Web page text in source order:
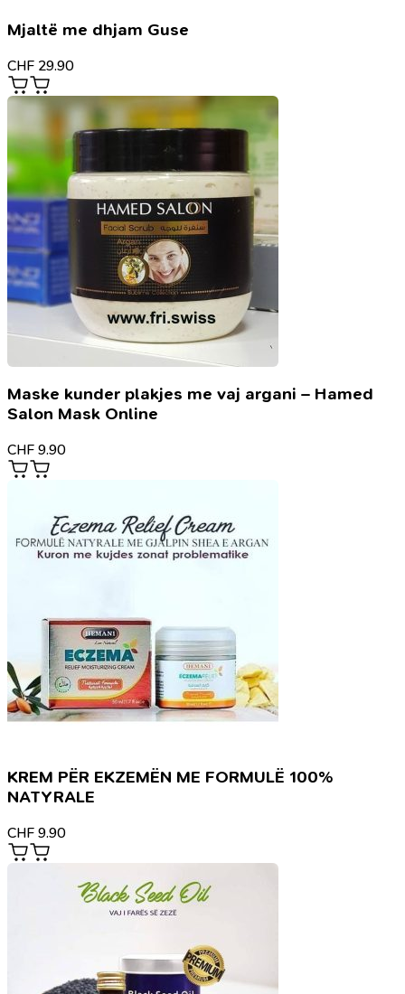
Mjaltë me dhjam Guse
CHF 29.90
Maske kunder plakjes me vaj argani – Hamed
Salon Mask Online
CHF 9.90
KREM PËR EKZEMËN ME FORMULË 100%
NATYRALE
CHF 9.90